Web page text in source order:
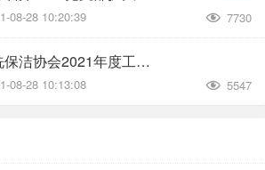
08-28 10:20:39  7730
陕西省清洗保洁协会2021年度工作规划会长办公会
08-28 10:13:08  5547